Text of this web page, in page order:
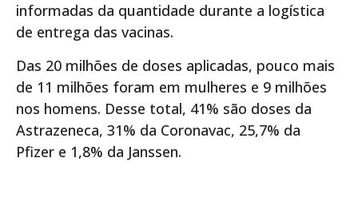
informadas da quantidade durante a logística
de entrega das vacinas.
Das 20 milhões de doses aplicadas, pouco mais
de 11 milhões foram em mulheres e 9 milhões
nos homens. Desse total, 41% são doses da
Astrazeneca, 31% da Coronavac, 25,7% da
Pfizer e 1,8% da Janssen.